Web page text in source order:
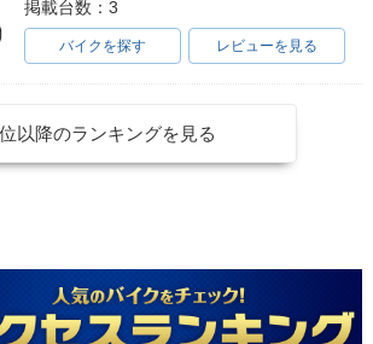
掲載台数：3
バイクを探す レビューを見る
以降のランキングを見る